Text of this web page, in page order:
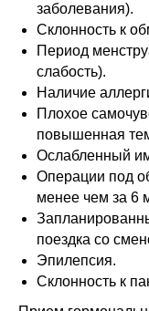
заболевания).
Склонность к
Период
слабость).
Наличие
Плохое
повышенная
Ослабленный
Операции под
менее чем за 6
поездка со
Эпилепсия.
Склонность к